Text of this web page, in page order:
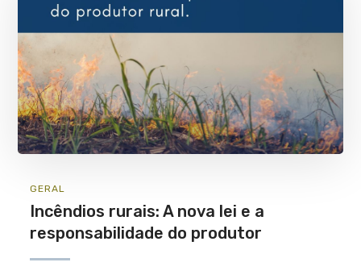
GERAL
Incêndios rurais: A nova lei e a
responsabilidade do produtor